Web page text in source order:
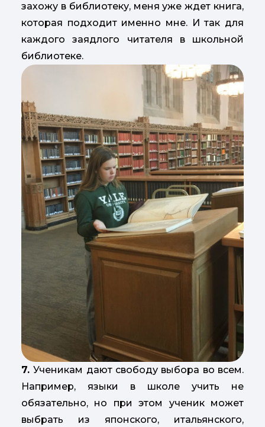
захожу в библиотеку, меня уже ждет книга,
которая подходит именно мне. И так для
каждого заядлого читателя в школьной
библиотеке.
7.Ученикам дают свободу выбора во всем.
Например, языки в школе учить не
обязательно, но при этом ученик может
выбрать из японского, итальянского,